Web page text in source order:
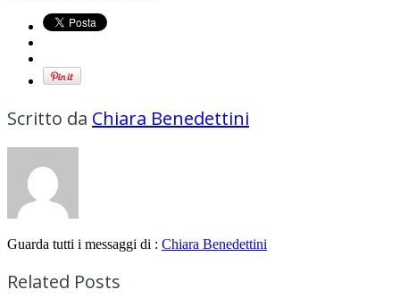
Scritto da Chiara Benedettini
Guarda tutti i messaggi di : Chiara Benedettini
Related Posts